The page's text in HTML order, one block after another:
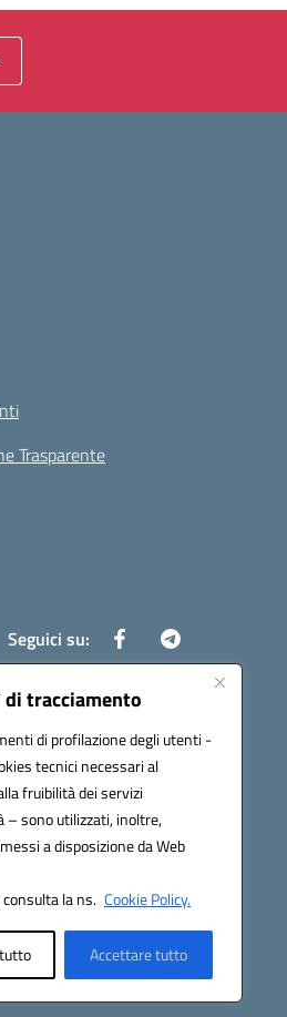
tracciamento
di profilazione degli utenti -
tecnici necessari al
fruibilità dei servizi
– sono utilizzati, inoltre,
a disposizione da Web
la ns. Cookie Policy.
Accettare tutto
Trasparente
Seguici su: